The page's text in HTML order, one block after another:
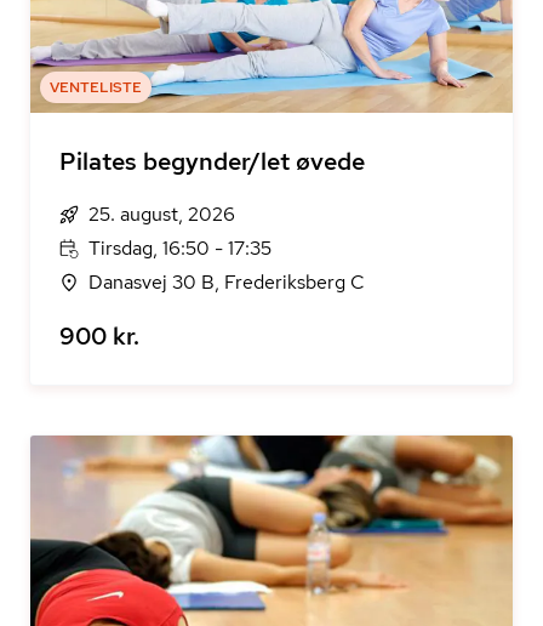
VENTELISTE
Pilates begynder/let øvede
25. august, 2026
Tirsdag, 16:50 - 17:35
Danasvej 30 B, Frederiksberg C
900 kr.